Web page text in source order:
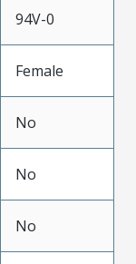
94V-0
Female
No
No
No